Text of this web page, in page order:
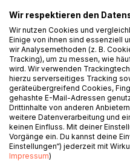
Ein alter
Schönes
passieren.
Beanstock
Auf der Insel
Lauert ein
Wir respektieren den
Wir nutzen Cookies und
Einige von ihnen sind essenziell
wir Analysemethoden (z. B.
Tracking), um zu messen, wie
wird. Wir verwenden
hierzu serverseitiges Tracking
geräteübergreifend Cookies,
gehashte E-Mail-Adressen
Drittinhalte von anderen
weitere Datenverarbeitung und
keinen Einfluss. Mit deiner
Vorgänge ein. Du kannst deine
Einstellungen“) jederzeit mit
Impressum)